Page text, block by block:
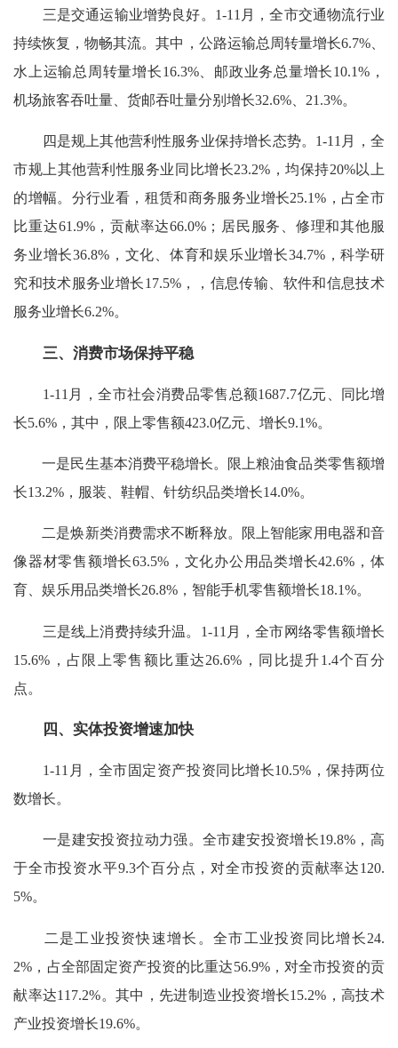
三是交通运输业增势良好。1-11月，全市交通物流行业
持续恢复，物畅其流。其中，公路运输总周转量增长6.7%、
水上运输总周转量增长16.3%、邮政业务总量增长10.1%，
机场旅客吞吐量、货邮吞吐量分别增长32.6%、21.3%。
四是规上其他营利性服务业保持增长态势。1-11月，全
市规上其他营利性服务业同比增长23.2%，均保持20%以上
的增幅。分行业看，租赁和商务服务业增长25.1%，占全市
比重达61.9%，贡献率达66.0%；居民服务、修理和其他服
务业增长36.8%，文化、体育和娱乐业增长34.7%，科学研
究和技术服务业增长17.5%，，信息传输、软件和信息技术
服务业增长6.2%。
三、消费市场保持平稳
1-11月，全市社会消费品零售总额1687.7亿元、同比增
长5.6%，其中，限上零售额423.0亿元、增长9.1%。
一是民生基本消费平稳增长。限上粮油食品类零售额增
长13.2%，服装、鞋帽、针纺织品类增长14.0%。
二是焕新类消费需求不断释放。限上智能家用电器和音
像器材零售额增长63.5%，文化办公用品类增长42.6%，体
育、娱乐用品类增长26.8%，智能手机零售额增长18.1%。
三是线上消费持续升温。1-11月，全市网络零售额增长
15.6%，占限上零售额比重达26.6%，同比提升1.4个百分
点。
四、实体投资增速加快
1-11月，全市固定资产投资同比增长10.5%，保持两位
数增长。
一是建安投资拉动力强。全市建安投资增长19.8%，高
于全市投资水平9.3个百分点，对全市投资的贡献率达120.
5%。
二是工业投资快速增长。全市工业投资同比增长24.
2%，占全部固定资产投资的比重达56.9%，对全市投资的贡
献率达117.2%。其中，先进制造业投资增长15.2%，高技术
产业投资增长19.6%。